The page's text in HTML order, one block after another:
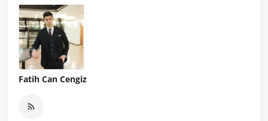
Fatih Can Cengiz